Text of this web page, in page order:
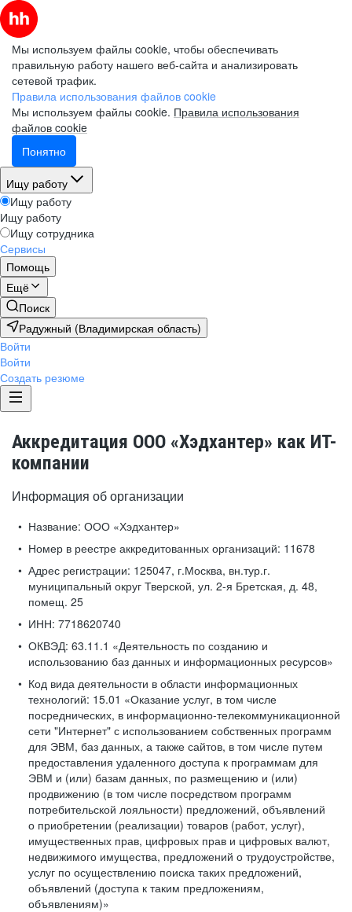
Мы используем файлы cookie, чтобы обеспечивать
правильную работу нашего веб-сайта и анализировать
сетевой трафик.
Правила использования файлов cookie
Мы используем файлы cookie. Правила использования
файлов cookie
Понятно
Ищу работу
Ищу работу
Ищу работу
Ищу сотрудника
Сервисы
Помощь
Ещё
Поиск
Радужный (Владимирская область)
Войти
Войти
Создать резюме
Аккредитация ООО «Хэдхантер» как ИТ-
компании
Информация об организации
Название: ООО «Хэдхантер»
Номер в реестре аккредитованных организаций: 11678
Адрес регистрации: 125047, г.Москва, вн.тур.г.
муниципальный округ Тверской, ул. 2-я Бретская, д. 48,
помещ. 25
ИНН: 7718620740
ОКВЭД: 63.11.1 «Деятельность по созданию и
использованию баз данных и информационных ресурсов»
Код вида деятельности в области информационных
технологий: 15.01 «Оказание услуг, в том числе
посреднических, в информационно-телекоммуникационной
сети "Интернет" с использованием собственных программ
для ЭВМ, баз данных, а также сайтов, в том числе путем
предоставления удаленного доступа к программам для
ЭВМ и (или) базам данных, по размещению и (или)
продвижению (в том числе посредством программ
потребительской лояльности) предложений, объявлений
о приобретении (реализации) товаров (работ, услуг),
имущественных прав, цифровых прав и цифровых валют,
недвижимого имущества, предложений о трудоустройстве,
услуг по осуществлению поиска таких предложений,
объявлений (доступа к таким предложениям,
объявлениям)»